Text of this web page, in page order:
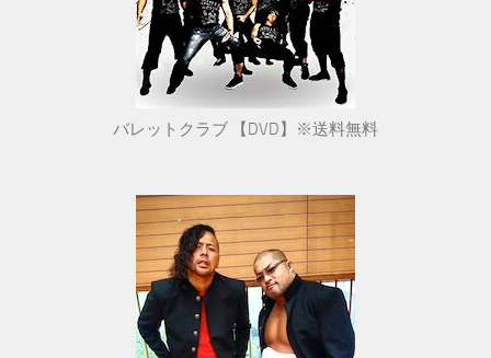
バレットクラブ 【DVD】※送料無料